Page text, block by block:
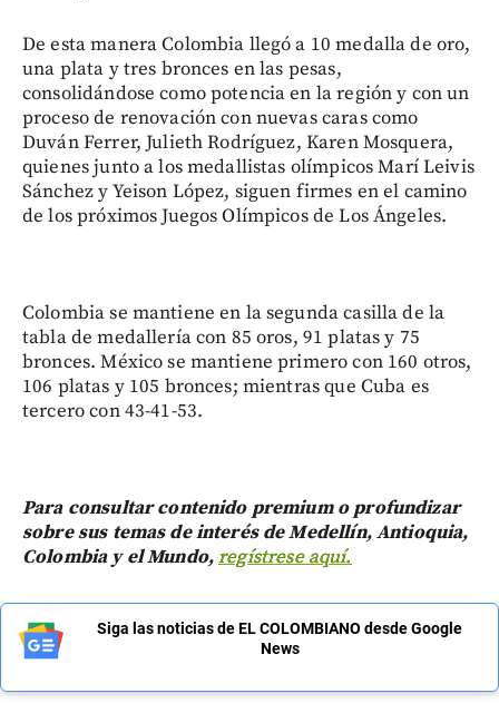
De esta manera Colombia llegó a 10 medalla de oro,
una plata y tres bronces en las pesas,
consolidándose como potencia en la región y con un
proceso de renovación con nuevas caras como
Duván Ferrer, Julieth Rodríguez, Karen Mosquera,
quienes junto a los medallistas olímpicos Marí Leivis
Sánchez y Yeison López, siguen firmes en el camino
de los próximos Juegos Olímpicos de Los Ángeles.
Colombia se mantiene en la segunda casilla de la
tabla de medallería con 85 oros, 91 platas y 75
bronces. México se mantiene primero con 160 otros,
106 platas y 105 bronces; mientras que Cuba es
tercero con 43-41-53.
Para consultar contenido premium o profundizar
sobre sus temas de interés de Medellín, Antioquia,
Colombia y el Mundo,regístrese aquí.
Siga las noticias de EL COLOMBIANO desde Google
News